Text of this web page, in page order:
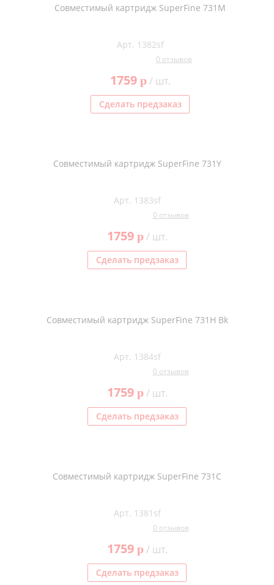
Совместимый картридж SuperFine 731M
Арт. 1382sf
0 отзывов
1759 p/ шт.
Сделать предзаказ
Совместимый картридж SuperFine 731Y
Арт. 1383sf
0 отзывов
1759 p/ шт.
Сделать предзаказ
Совместимый картридж SuperFine 731H Bk
Арт. 1384sf
0 отзывов
1759 p/ шт.
Сделать предзаказ
Совместимый картридж SuperFine 731C
Арт. 1381sf
0 отзывов
1759 p/ шт.
Сделать предзаказ